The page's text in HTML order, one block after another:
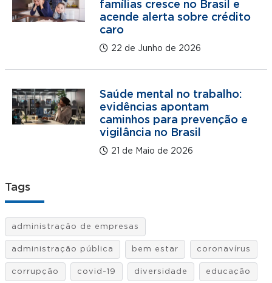
famílias cresce no Brasil e
acende alerta sobre crédito
caro
22 de Junho de 2026
Saúde mental no trabalho:
evidências apontam
caminhos para prevenção e
vigilância no Brasil
21 de Maio de 2026
Tags
administração de empresas
administração pública bem estar coronavírus
corrupção covid-19 diversidade educação